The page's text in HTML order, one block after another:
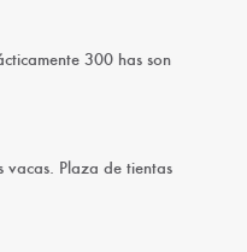
300 has son
vacas. Plaza de tientas